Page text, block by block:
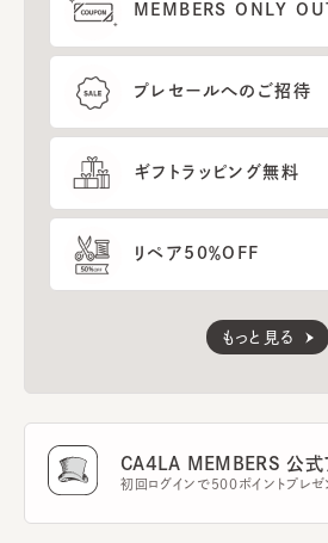
MEMBERS ONLY
プレセールへのご招待
ギフトラッピング無料
リペア50％OFF
もっと見る
CA4LA MEMBERS 公式
初回ログインで500ポイントプレゼ